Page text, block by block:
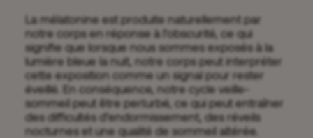
La mélatonine est produite naturellement par
notre corps en réponse à l’obscurité, ce qui
signifie que lorsque nous sommes exposés à la
lumière bleue la nuit, notre corps peut interpréter
cette exposition comme un signal pour rester
éveillé. En conséquence, notre cycle veille-
sommeil peut être perturbé, ce qui peut entraîner
des difficultés d’endormissement, des réveils
nocturnes et une qualité de sommeil altérée.